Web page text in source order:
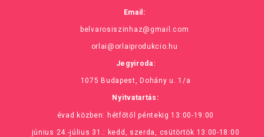
Email:
belvarosiszinhaz@gmail.com
orlai@orlaiprodukcio.hu
Jegyiroda:
1075 Budapest, Dohány u. 1/a
Nyitvatartás:
évad közben: hétfőtől péntekig 13:00-19:00
június 24.-július 31.: kedd, szerda, csütörtök 13:00-18:00